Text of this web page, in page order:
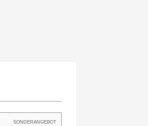
SONDERANGEBOT